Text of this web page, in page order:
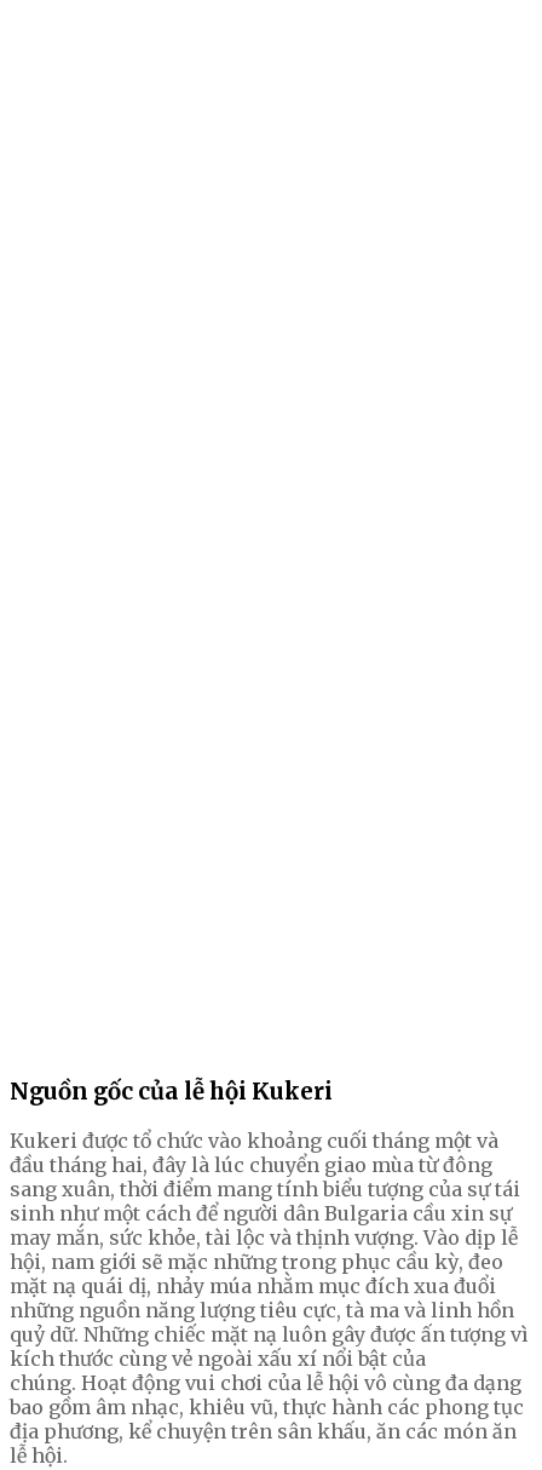
Nguồn gốc của lễ hội Kukeri
Kukeri được tổ chức vào khoảng cuối tháng một và
đầu tháng hai, đây là lúc chuyển giao mùa từ đông
sang xuân, thời điểm mang tính biểu tượng của sự tái
sinh như một cách để người dân Bulgaria cầu xin sự
may mắn, sức khỏe, tài lộc và thịnh vượng. Vào dịp lễ
hội, nam giới sẽ mặc những trong phục cầu kỳ, đeo
mặt nạ quái dị, nhảy múa nhằm mục đích xua đuổi
những nguồn năng lượng tiêu cực, tà ma và linh hồn
quỷ dữ. Những chiếc mặt nạ luôn gây được ấn tượng vì
kích thước cùng vẻ ngoài xấu xí nổi bật của
chúng. Hoạt động vui chơi của lễ hội vô cùng đa dạng
bao gồm âm nhạc, khiêu vũ, thực hành các phong tục
địa phương, kể chuyện trên sân khấu, ăn các món ăn
lễ hội.